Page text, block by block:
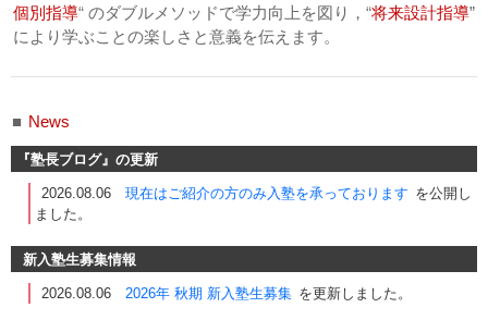
個別指導“ のダブルメソッドで学力向上を図り， “将来設計指導”
により学ぶことの楽しさと意義を伝えます。
■ News
『塾長ブログ』の更新
2026.08.06 現在はご紹介の方のみ入塾を承っております を公開し
ました。
新入塾生募集情報
2026.08.06 2026年 秋期 新入塾生募集 を更新しました。